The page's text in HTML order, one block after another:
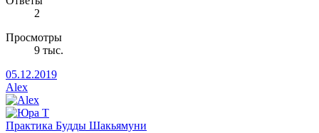
2
Просмотры
9 тыс.
05.12.2019
Alex
Практика Будды Шакьямуни